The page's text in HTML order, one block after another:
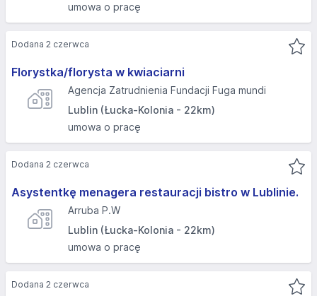
umowa o pracę
Florystka/florysta w kwiaciarni
Agencja Zatrudnienia Fundacji Fuga mundi
Lublin (Łucka-Kolonia - 22km)
umowa o pracę
Dodana 2 czerwca
Asystentkę menagera restauracji bistro w Lublinie.
Arruba P.W
Lublin (Łucka-Kolonia - 22km)
umowa o pracę
Dodana 2 czerwca
Dodana 2 czerwca